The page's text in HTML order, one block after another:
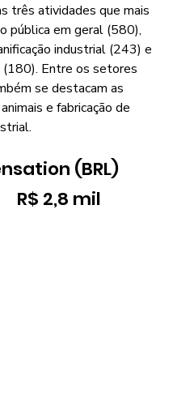
três atividades que mais
pública em geral (580),
industrial (243) e
(180). Entre os setores
se destacam as
e fabricação de
(BRL)
R$ 2,8 mil